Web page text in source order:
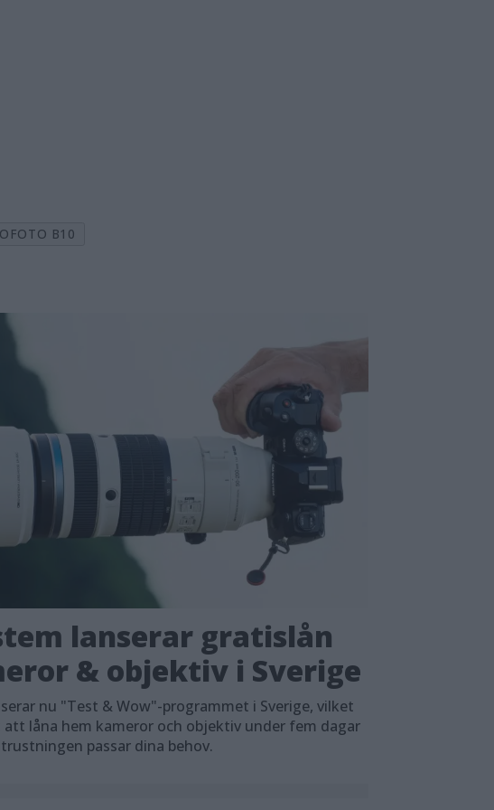
B10
lanserar gratislån
& objektiv i Sverige
nu "Test & Wow"-programmet i Sverige, vilket
låna hem kameror och objektiv under fem dagar
passar dina behov.